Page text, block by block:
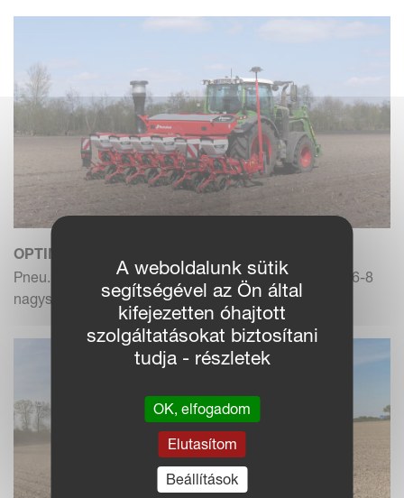
OPTIMA V (SX)
Pneu. szemenkénti vetőgép, teleszkópos gerendely, 6-8
nagysebessé...
A weboldalunk sütik
segítségével az Ön által
kifejezetten óhajtott
szolgáltatásokat biztosítani
tudja - részletek
OK, elfogadom
Elutasítom
Beállítások